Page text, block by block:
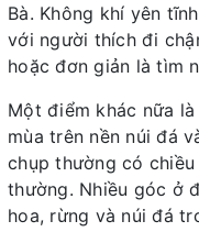
Bà. Không khí yên
với người thích đi
hoặc đơn giản là tìm
Một điểm khác nữa
mùa trên nền núi đá
chụp thường có
thường. Nhiều góc ở
hoa, rừng và núi đá